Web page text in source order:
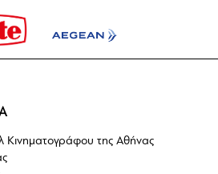
Κινηματογράφου της Αθήνας